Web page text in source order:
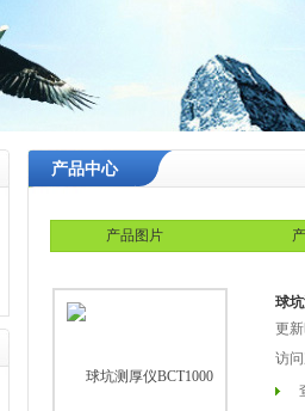
产品中心
产品图片
球
更新
访问